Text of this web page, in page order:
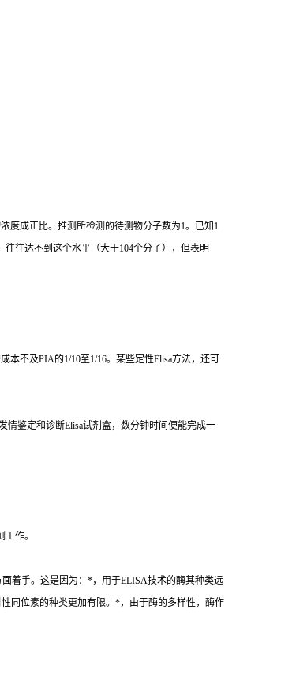
度成正比。推测所检测的待测物分子数为1。已知1
往往达不到这个水平（大于104个分子），但表明
本不及PIA的1/10至1/16。某些定性Elisa方法，还可
情鉴定和诊断Elisa试剂盒，数分钟时间便能完成一
作。
着手。这是因为： *，用于ELISA技术的酶其种类远
同位素的种类更加有限。 *，由于酶的多样性，酶作